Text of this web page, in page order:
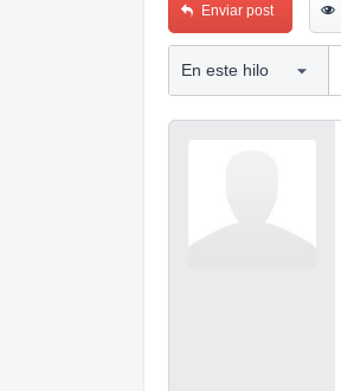
Enviar post